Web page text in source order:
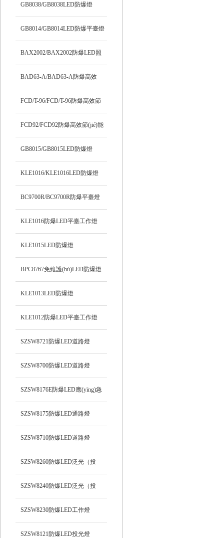
燈
GB8038/GB8038LED防爆燈
GB8014/GB8014LED防爆平臺燈
BAX2002/BAX2002防爆LED照
明燈
BAD63-A/BAD63-A防爆高效
LED燈
FCD/T-96/FCD/T-96防爆高效節
(jié)能LED燈
FCD92/FCD92防爆高效節(jié)能
LED燈
GB8015/GB8015LED防爆燈
KLE1016/KLE1016LED防爆燈
BC9700R/BC9700R防爆平臺燈
KLE1016防爆LED平臺工作燈
KLE1015LED防爆燈
BPC8767免維護(hù)LED防爆燈
KLE1013LED防爆燈
KLE1012防爆LED平臺工作燈
SZSW8721防爆LED道路燈
SZSW8700防爆LED道路燈
SZSW8176E防爆LED應(yīng)急
燈
SZSW8175防爆LED通路燈
SZSW8710防爆LED道路燈
SZSW8260防爆LED泛光（投
光）工作燈
SZSW8240防爆LED泛光（投
光）工作燈
SZSW8230防爆LED工作燈
SZSW8121防爆LED投光燈